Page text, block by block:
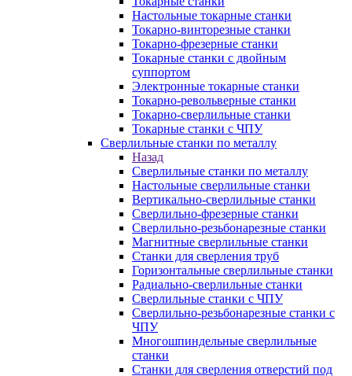
Настольные токарные станки
Токарно-винторезные станки
Токарно-фрезерные станки
Токарные станки с двойным
суппортом
Электронные токарные станки
Токарно-револьверные станки
Токарно-сверлильные станки
Токарные станки с ЧПУ
Сверлильные станки по металлу
Назад
Сверлильные станки по металлу
Настольные сверлильные станки
Вертикально-сверлильные станки
Сверлильно-фрезерные станки
Сверлильно-резьбонарезные станки
Магнитные сверлильные станки
Станки для сверления труб
Горизонтальные сверлильные станки
Радиально-сверлильные станки
Сверлильные станки с ЧПУ
Сверлильно-резьбонарезные станки с
ЧПУ
Многошпиндельные сверлильные
станки
Станки для сверления отверстий под